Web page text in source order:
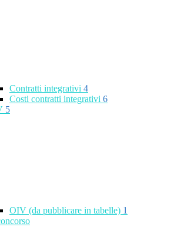
Contratti integrativi 4
Costi contratti integrativi 6
5
OIV (da pubblicare in tabelle) 1